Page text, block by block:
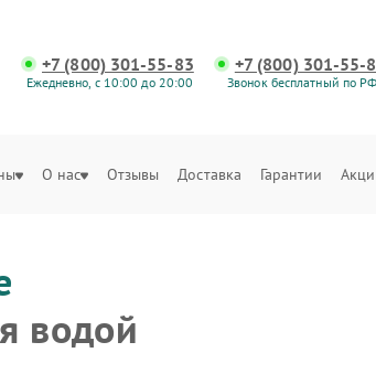
+7 (800) 301-55-83
Ежедневно, с 10:00 до 20:00
+7 (800) 301-55-
Звонок бесплатный по РФ
О нас Отзывы Доставка Гарантии
водой